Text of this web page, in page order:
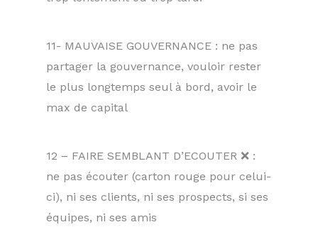
11- MAUVAISE GOUVERNANCE : ne pas
partager la gouvernance, vouloir rester
le plus longtemps seul à bord, avoir le
max de capital
12 – FAIRE SEMBLANT D’ECOUTER ❌ :
ne pas écouter (carton rouge pour celui-
ci), ni ses clients, ni ses prospects, si ses
équipes, ni ses amis